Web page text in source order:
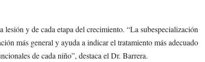
lesión y de cada etapa del crecimiento. “La subespecialización
más general y ayuda a indicar el tratamiento más adecuado
de cada niño”, destaca el Dr. Barrera.